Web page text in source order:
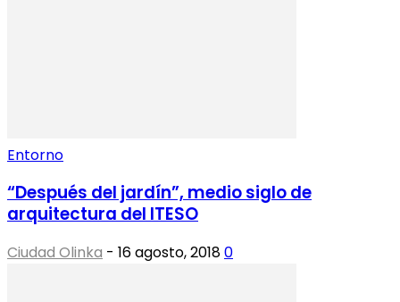
Entorno
“Después del jardín”, medio siglo de
arquitectura del ITESO
Ciudad Olinka - 16 agosto, 20180